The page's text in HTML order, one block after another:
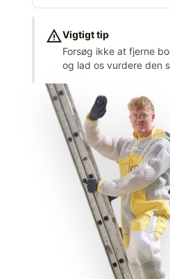
warningVigtigt tip
Forsøg ikke at fjerne
og lad os vurdere den